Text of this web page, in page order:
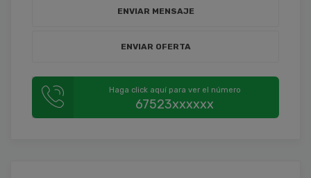
ENVIAR MENSAJE
ENVIAR OFERTA
Haga click aquí para ver el número
67523xxxxxx